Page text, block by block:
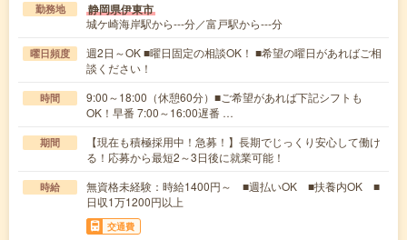
勤務地 静岡県伊東市
城ケ崎海岸駅から---分／富戸駅から---分
曜日頻度
週2日～OK ■曜日固定の相談OK！ ■希望の曜日があればご相
談ください！
時間
9:00～18:00（休憩60分）■ご希望があれば下記シフトも
OK！早番 7:00～16:00遅番 …
期間
【現在も積極採用中！急募！】長期でじっくり安心して働け
る！応募から最短2～3日後に就業可能！
時給
無資格未経験：時給1400円～ ■週払いOK ■扶養内OK ■
日収1万1200円以上
交通費